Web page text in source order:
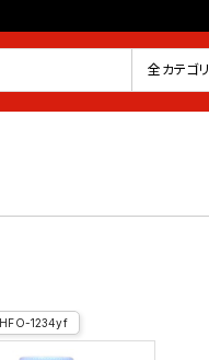
気に入り
全カテゴリ
HFO-1234yf